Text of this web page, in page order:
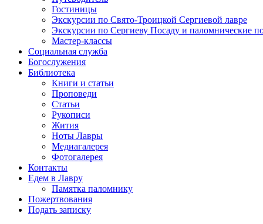
Гостиницы
Экскурсии по Свято-Троицкой Сергиевой лавре
Экскурсии по Сергиеву Посаду и паломнические
Мастер-классы
Социальная служба
Богослужения
Библиотека
Книги и статьи
Проповеди
Статьи
Рукописи
Жития
Ноты Лавры
Медиагалерея
Фотогалерея
Контакты
Едем в Лавру
Памятка паломнику
Пожертвования
Подать записку